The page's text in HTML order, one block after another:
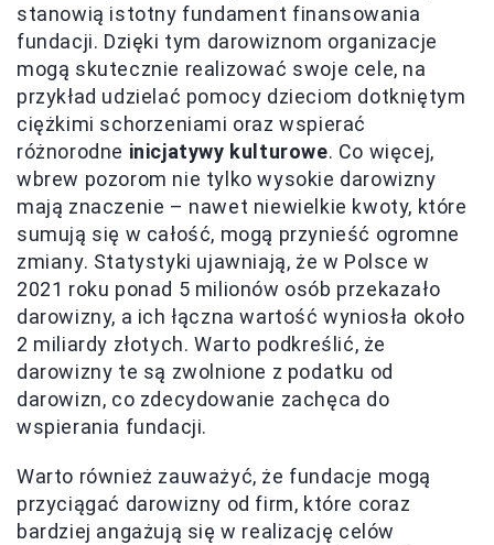
stanowią istotny fundament finansowania
fundacji. Dzięki tym darowiznom organizacje
mogą skutecznie realizować swoje cele, na
przykład udzielać pomocy dzieciom dotkniętym
ciężkimi schorzeniami oraz wspierać
różnorodne inicjatywy kulturowe. Co więcej,
wbrew pozorom nie tylko wysokie darowizny
mają znaczenie – nawet niewielkie kwoty, które
sumują się w całość, mogą przynieść ogromne
zmiany. Statystyki ujawniają, że w Polsce w
2021 roku ponad 5 milionów osób przekazało
darowizny, a ich łączna wartość wyniosła około
2 miliardy złotych. Warto podkreślić, że
darowizny te są zwolnione z podatku od
darowizn, co zdecydowanie zachęca do
wspierania fundacji.
Warto również zauważyć, że fundacje mogą
przyciągać darowizny od firm, które coraz
bardziej angażują się w realizację celów